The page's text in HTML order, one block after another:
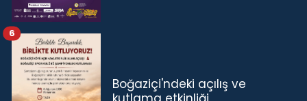
Boğaziçi'ndeki açılış ve
6